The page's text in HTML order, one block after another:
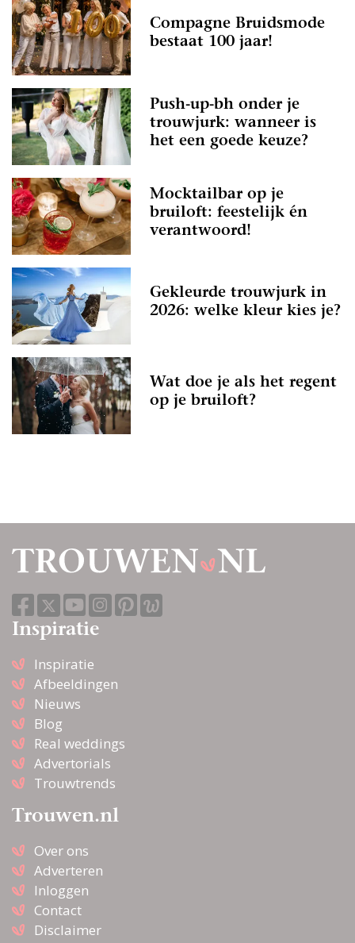
Compagne Bruidsmode
bestaat 100 jaar!
Push-up-bh onder je
trouwjurk: wanneer is
het een goede keuze?
Mocktailbar op je
bruiloft: feestelijk én
verantwoord!
Gekleurde trouwjurk in
2026: welke kleur kies je?
Wat doe je als het regent
op je bruiloft?
Inspiratie
Inspiratie
Afbeeldingen
Nieuws
Blog
Real weddings
Advertorials
Trouwtrends
Trouwen.nl
Over ons
Adverteren
Inloggen
Contact
Disclaimer